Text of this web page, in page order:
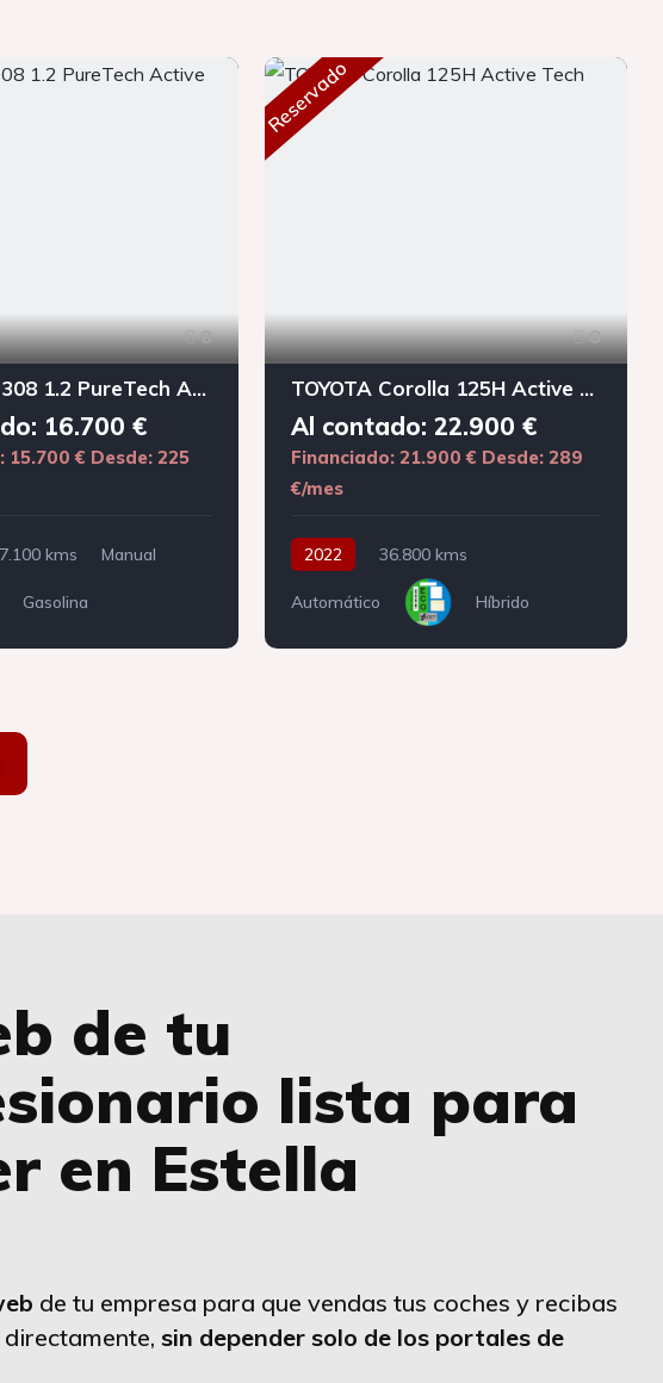
8
PEUGEOT 308 1.2 PureTech Active Pack
16.700 €
15.700 € Desde: 225
kms Manual
Gasolina
Reservado
8
TOYOTA Corolla 125H Active Tech
Al contado: 22.900 €
Financiado: 21.900 € Desde: 289
€/mes
2022 36.800 kms
Automático Híbrido
de tu
lista para
en Estella
de tu empresa para que vendas tus coches y recibas
directamente,sin depender solo de los portales de